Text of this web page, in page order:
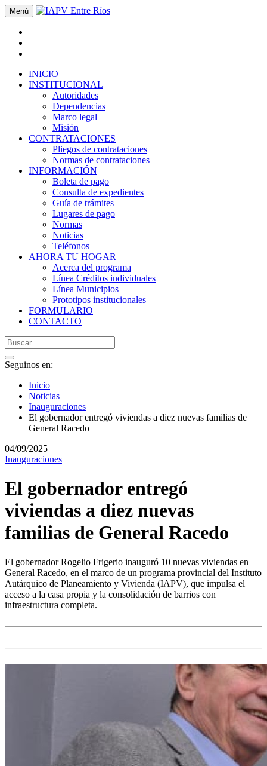
Menú
INICIO
INSTITUCIONAL
Autoridades
Dependencias
Marco legal
Misión
CONTRATACIONES
Pliegos de contrataciones
Normas de contrataciones
INFORMACIÓN
Boleta de pago
Consulta de expedientes
Guía de trámites
Lugares de pago
Normas
Noticias
Teléfonos
AHORA TU HOGAR
Acerca del programa
Línea Créditos individuales
Línea Municipios
Prototipos institucionales
FORMULARIO
CONTACTO
Seguinos en:
Inicio
Noticias
Inauguraciones
El gobernador entregó viviendas a diez nuevas familias de
General Racedo
04/09/2025
Inauguraciones
El gobernador entregó
viviendas a diez nuevas
familias de General Racedo
El gobernador Rogelio Frigerio inauguró 10 nuevas viviendas en
General Racedo, en el marco de un programa provincial del Instituto
Autárquico de Planeamiento y Vivienda (IAPV), que impulsa el
acceso a la casa propia y la consolidación de barrios con
infraestructura completa.